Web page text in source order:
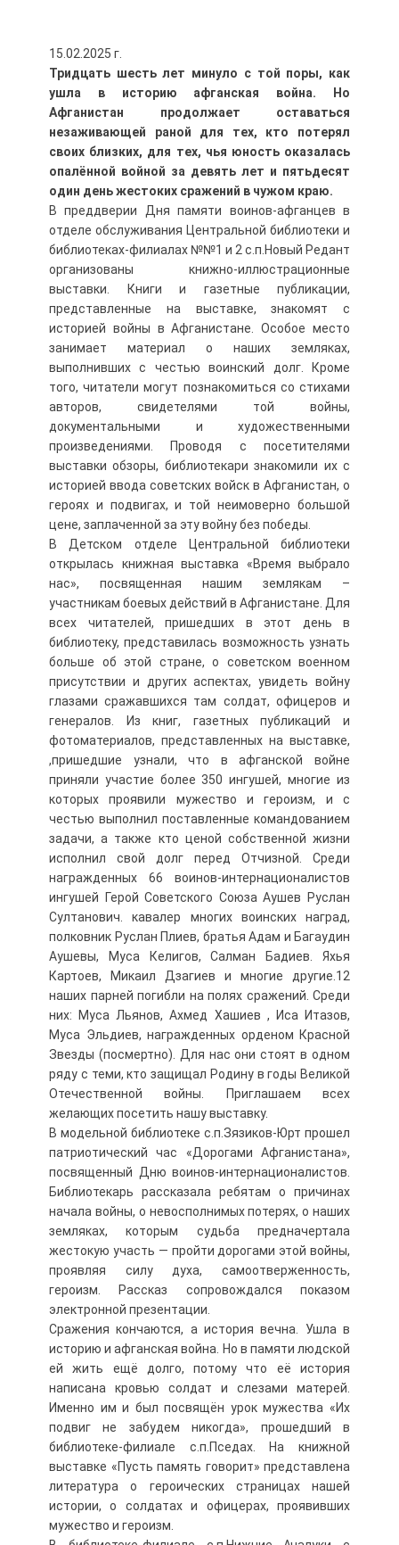
15.02.2025 г.
Тридцать шесть лет минуло с той поры, как
ушла в историю афганская война. Но
Афганистан продолжает оставаться
незаживающей раной для тех, кто потерял
своих близких, для тех, чья юность оказалась
опалённой войной за девять лет и пятьдесят
один день жестоких сражений в чужом краю.
В преддверии Дня памяти воинов-афганцев в
отделе обслуживания Центральной библиотеки и
библиотеках-филиалах №№1 и 2 с.п.Новый Редант
организованы книжно-иллюстрационные
выставки. Книги и газетные публикации,
представленные на выставке, знакомят с
историей войны в Афганистане. Особое место
занимает материал о наших земляках,
выполнивших с честью воинский долг. Кроме
того, читатели могут познакомиться со стихами
авторов, свидетелями той войны,
документальными и художественными
произведениями. Проводя с посетителями
выставки обзоры, библиотекари знакомили их с
историей ввода советских войск в Афганистан, о
героях и подвигах, и той неимоверно большой
цене, заплаченной за эту войну без победы.
В Детском отделе Центральной библиотеки
открылась книжная выставка «Время выбрало
нас», посвященная нашим землякам –
участникам боевых действий в Афганистане. Для
всех читателей, пришедших в этот день в
библиотеку, представилась возможность узнать
больше об этой стране, о советском военном
присутствии и других аспектах, увидеть войну
глазами сражавшихся там солдат, офицеров и
генералов. Из книг, газетных публикаций и
фотоматериалов, представленных на выставке,
,пришедшие узнали, что в афганской войне
приняли участие более 350 ингушей, многие из
которых проявили мужество и героизм, и с
честью выполнил поставленные командованием
задачи, а также кто ценой собственной жизни
исполнил свой долг перед Отчизной. Среди
награжденных 66 воинов-интернационалистов
ингушей Герой Советского Союза Аушев Руслан
Султанович. кавалер многих воинских наград,
полковник Руслан Плиев, братья Адам и Багаудин
Аушевы, Муса Келигов, Салман Бадиев. Яхья
Картоев, Микаил Дзагиев и многие другие.12
наших парней погибли на полях сражений. Среди
них: Муса Льянов, Ахмед Хашиев , Иса Итазов,
Муса Эльдиев, награжденных орденом Красной
Звезды (посмертно). Для нас они стоят в одном
ряду с теми, кто защищал Родину в годы Великой
Отечественной войны. Приглашаем всех
желающих посетить нашу выставку.
В модельной библиотеке с.п.Зязиков-Юрт прошел
патриотический час «Дорогами Афганистана»,
посвященный Дню воинов-интернационалистов.
Библиотекарь рассказала ребятам о причинах
начала войны, о невосполнимых потерях, о наших
земляках, которым судьба предначертала
жестокую участь — пройти дорогами этой войны,
проявляя силу духа, самоотверженность,
героизм. Рассказ сопровождался показом
электронной презентации.
Сражения кончаются, а история вечна. Ушла в
историю и афганская война. Но в памяти людской
ей жить ещё долго, потому что её история
написана кровью солдат и слезами матерей.
Именно им и был посвящён урок мужества «Их
подвиг не забудем никогда», прошедший в
библиотеке-филиале с.п.Пседах. На книжной
выставке «Пусть память говорит» представлена
литература о героических страницах нашей
истории, о солдатах и офицерах, проявивших
мужество и героизм.